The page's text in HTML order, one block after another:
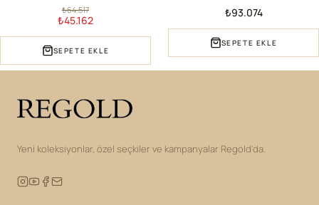
₺64.517
₺45.162
SEPETE EKLE
₺93.074
SEPETE EKLE
Yeni koleksiyonlar, özel seçkiler ve kampanyalar Regold'da.